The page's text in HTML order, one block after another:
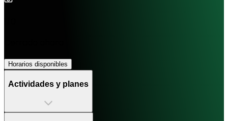
Horarios disponibles
Actividades y planes